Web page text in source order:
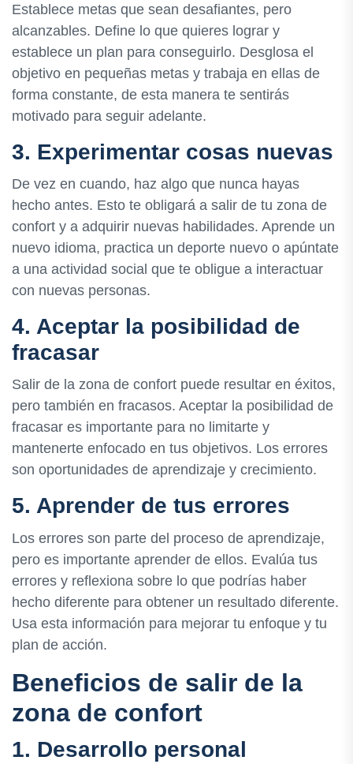
Establece metas que sean desafiantes, pero
alcanzables. Define lo que quieres lograr y
establece un plan para conseguirlo. Desglosa el
objetivo en pequeñas metas y trabaja en ellas de
forma constante, de esta manera te sentirás
motivado para seguir adelante.
3. Experimentar cosas nuevas
De vez en cuando, haz algo que nunca hayas
hecho antes. Esto te obligará a salir de tu zona de
confort y a adquirir nuevas habilidades. Aprende un
nuevo idioma, practica un deporte nuevo o apúntate
a una actividad social que te obligue a interactuar
con nuevas personas.
4. Aceptar la posibilidad de
fracasar
Salir de la zona de confort puede resultar en éxitos,
pero también en fracasos. Aceptar la posibilidad de
fracasar es importante para no limitarte y
mantenerte enfocado en tus objetivos. Los errores
son oportunidades de aprendizaje y crecimiento.
5. Aprender de tus errores
Los errores son parte del proceso de aprendizaje,
pero es importante aprender de ellos. Evalúa tus
errores y reflexiona sobre lo que podrías haber
hecho diferente para obtener un resultado diferente.
Usa esta información para mejorar tu enfoque y tu
plan de acción.
Beneficios de salir de la
zona de confort
1. Desarrollo personal